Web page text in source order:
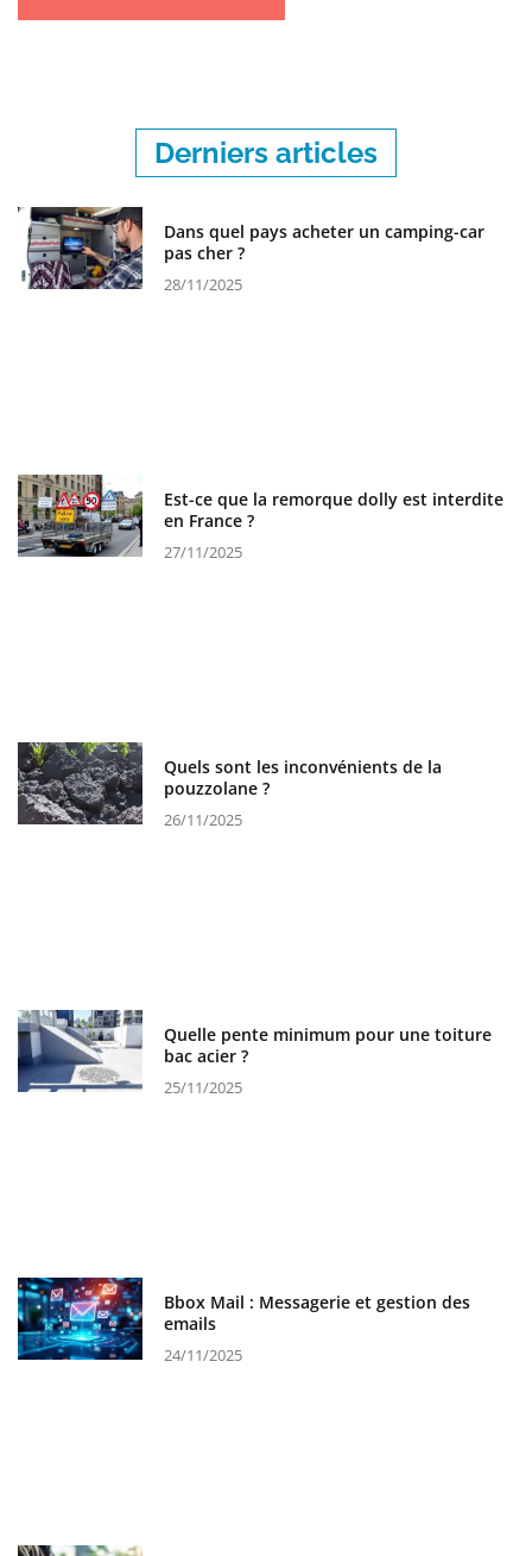
Derniers articles
Dans quel pays acheter un camping-car
pas cher ?
28/11/2025
Est-ce que la remorque dolly est interdite
en France ?
27/11/2025
Quels sont les inconvénients de la
pouzzolane ?
26/11/2025
Quelle pente minimum pour une toiture
bac acier ?
25/11/2025
Bbox Mail : Messagerie et gestion des
emails
24/11/2025